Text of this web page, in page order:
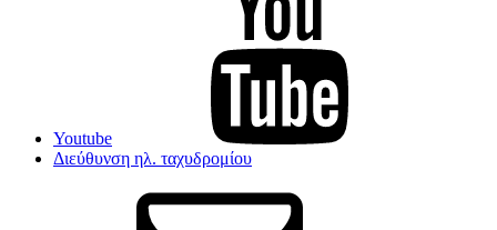
Youtube
Διεύθυνση ηλ. ταχυδρομίου